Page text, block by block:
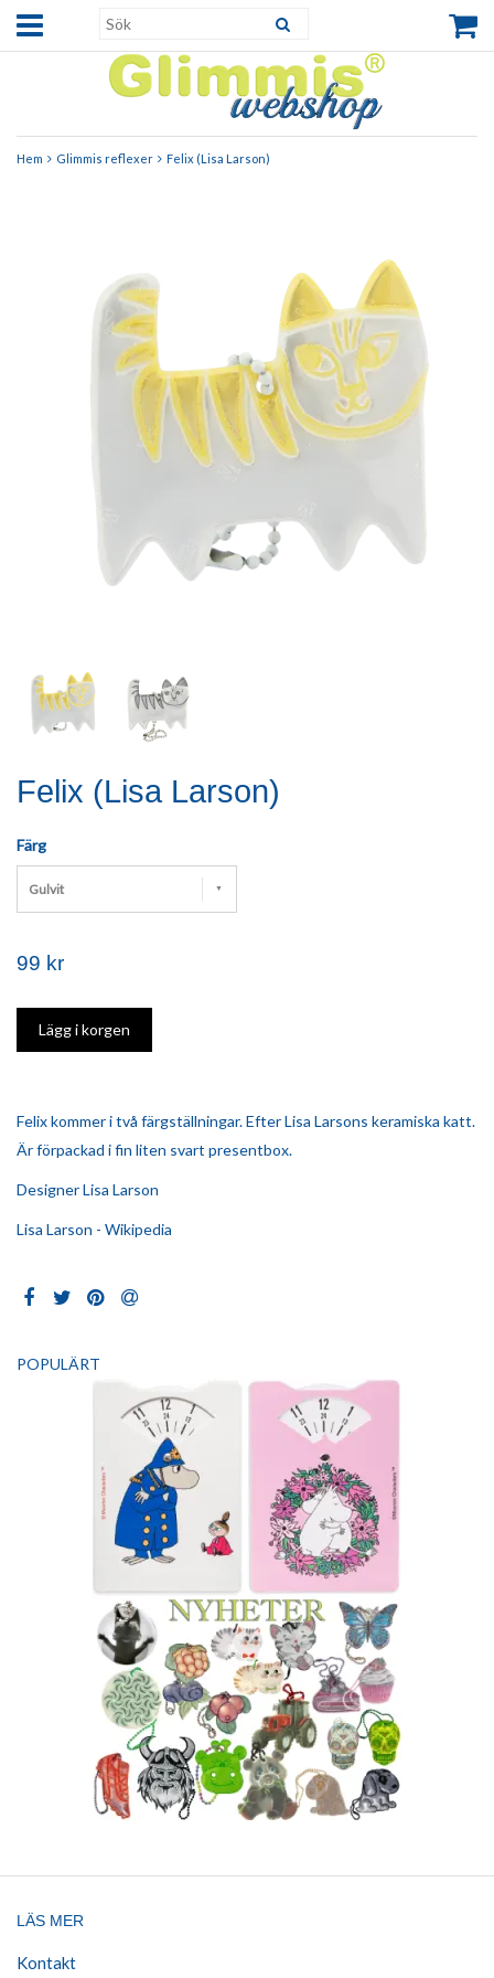
Hem Glimmis reflexer Felix (Lisa Larson)
Felix (Lisa Larson)
Färg
Gulvit
99 kr
Felix kommer i två färgställningar. Efter Lisa Larsons keramiska katt.
Är förpackad i fin liten svart presentbox.
Designer Lisa Larson
Lisa Larson - Wikipedia
POPULÄRT
LÄS MER
Kontakt